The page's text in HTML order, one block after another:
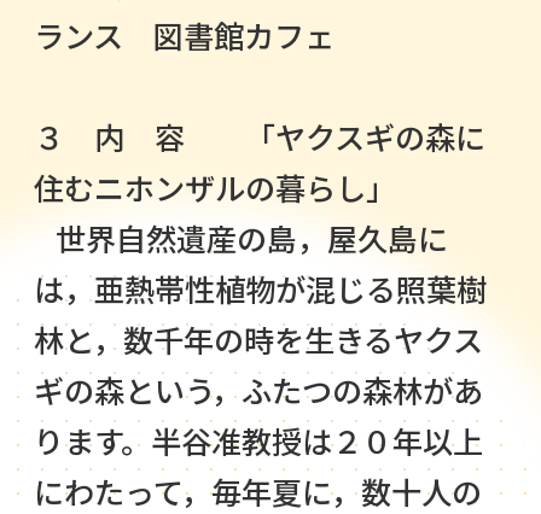
ランス 図書館カフェ
３ 内 容 「ヤクスギの森に
住むニホンザルの暮らし」
世界自然遺産の島，屋久島に
は，亜熱帯性植物が混じる照葉樹
林と，数千年の時を生きるヤクス
ギの森という，ふたつの森林があ
ります。半谷准教授は２０年以上
にわたって，毎年夏に，数十人の